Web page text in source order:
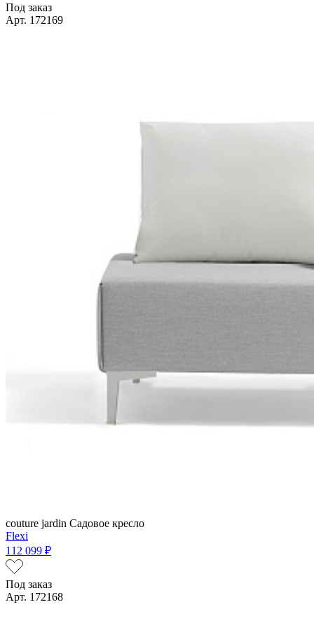
Под заказ
Арт. 172169
couture jardin Садовое кресло
Flexi
112 099 ₽
Под заказ
Арт. 172168